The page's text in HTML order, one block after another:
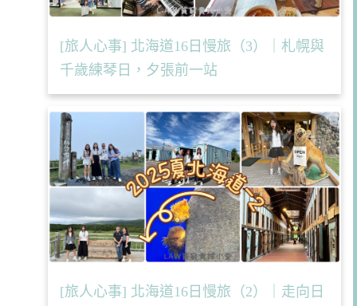
[旅人心事] 北海道16日慢旅（3）｜札幌與
千歲練琴日，夕張前一站
[旅人心事] 北海道16日慢旅（2）｜走向日